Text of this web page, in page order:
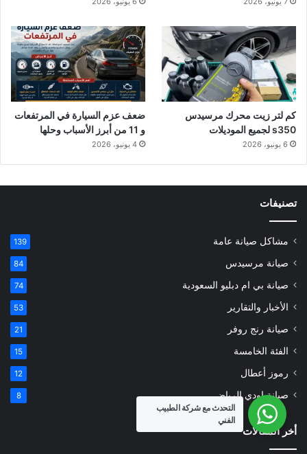
كم لتر زيت محرك مرسيدس
s350 لجميع الموديلات
6 يونيو، 2026
ضعف عزم السيارة في المرتفعات
و 11 من أبرز الأسباب وحلها
4 يونيو، 2026
تصنيفات
مشاكل صيانة عامة 139
صيانة مرسيدس 84
صيانة بي ام دبليو السعودية 74
الأخبار والتقارير 53
صيانة رنج روفر 21
الفئة الخامسة 15
رموز أعطال 12
صيانة اودي الرياض 8
أخر المقالات
التحدث مع شركة الطبيب
الفني